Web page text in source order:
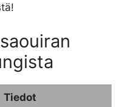
Tiedot